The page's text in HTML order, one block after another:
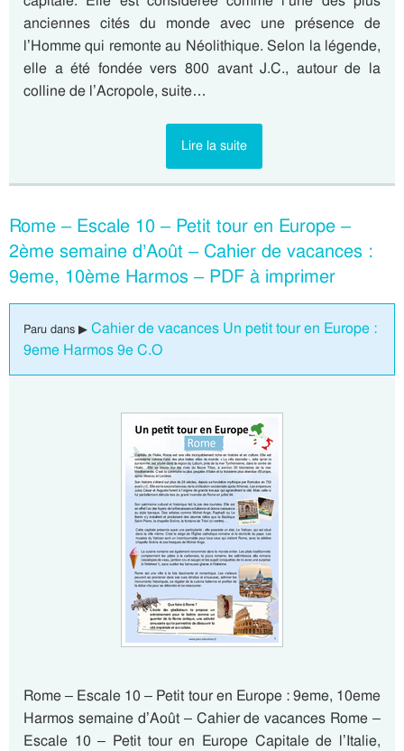
anciennes cités du monde avec une présence de
l’Homme qui remonte au Néolithique. Selon la légende,
elle a été fondée vers 800 avant J.C., autour de la
colline de l’Acropole, suite…
Lire la suite
Rome – Escale 10 – Petit tour en Europe –
2ème semaine d’Août – Cahier de vacances :
9eme, 10ème Harmos – PDF à imprimer
Paru dans ▶ Cahier de vacances Un petit tour en Europe :
9eme Harmos 9e C.O
Rome – Escale 10 – Petit tour en Europe : 9eme, 10eme
Harmos semaine d’Août – Cahier de vacances Rome –
Escale 10 – Petit tour en Europe Capitale de l’Italie,